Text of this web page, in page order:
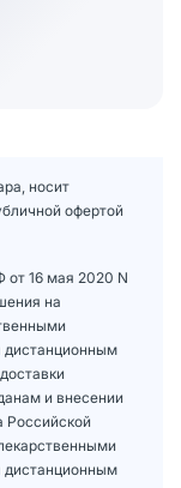
носит
офертой
от 16 мая 2020 N
на
дистанционным
и внесении
Российской
дистанционным